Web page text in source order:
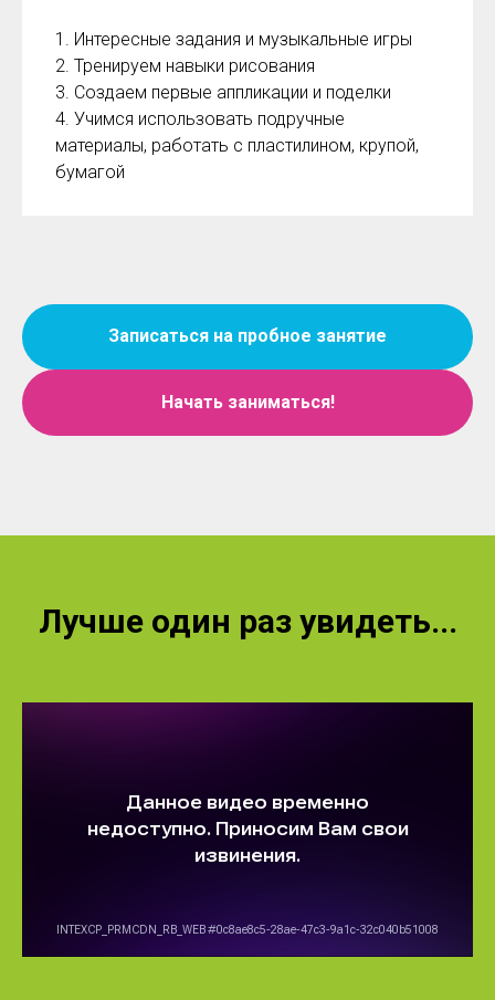
1. Интересные задания и музыкальные игры
2. Тренируем навыки рисования
3. Создаем первые аппликации и поделки
4. Учимся использовать подручные
материалы, работать с пластилином, крупой,
бумагой
Записаться на пробное занятие
Начать заниматься!
Лучше один раз увидеть...